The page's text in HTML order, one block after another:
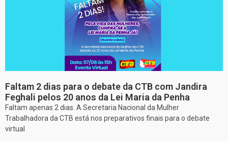
Faltam 2 dias para o debate da CTB com Jandira
Feghali pelos 20 anos da Lei Maria da Penha
Faltam apenas 2 dias. A Secretaria Nacional da Mulher
Trabalhadora da CTB está nos preparativos finais para o debate
virtual